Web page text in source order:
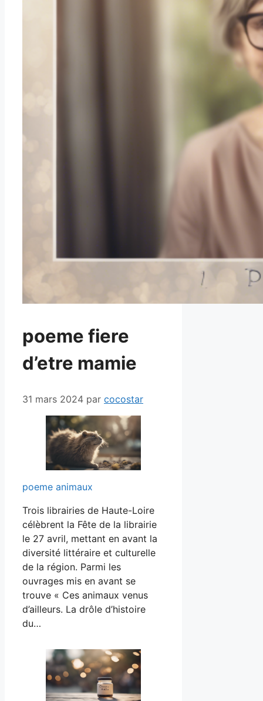
poeme fiere
d’etre mamie
31 mars 2024 par cocostar
poeme animaux
Trois librairies de Haute-Loire
célèbrent la Fête de la librairie
le 27 avril, mettant en avant la
diversité littéraire et culturelle
de la région. Parmi les
ouvrages mis en avant se
trouve « Ces animaux venus
d’ailleurs. La drôle d’histoire
du…